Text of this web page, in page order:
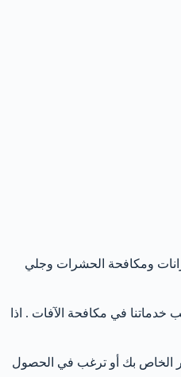
ومكافحة الحشرات وجلي
في مكافحة الآفات . اذا
الخاص بك أو ترغب في الحصول